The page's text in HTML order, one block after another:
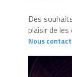
Des
plaisir de
Nous